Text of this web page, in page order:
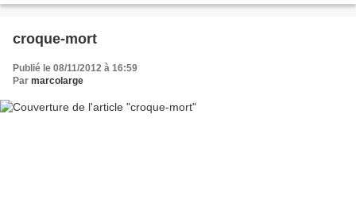
croque-mort
Publié le 08/11/2012 à 16:59
Par marcolarge